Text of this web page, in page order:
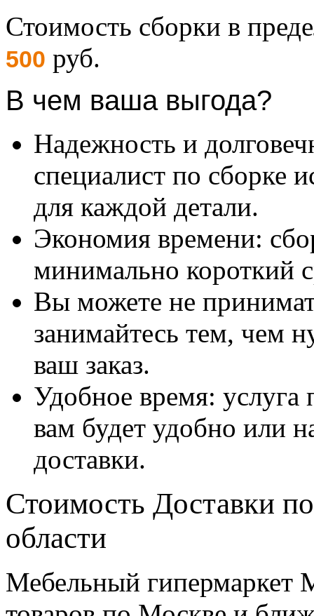
Стоимость сборки в
500 руб.
В чем ваша выгода?
Надежность и
специалист по сборке
для каждой детали.
Экономия времени:
минимально короткий
Вы можете не
занимайтесь тем, чем
ваш заказ.
Удобное время: услуга
вам будет удобно или
доставки.
Стоимость Доставки
области
Мебельный гипермаркет